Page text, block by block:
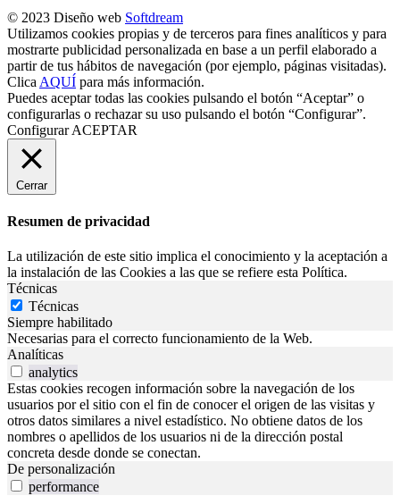
© 2023 Diseño web Softdream
Utilizamos cookies propias y de terceros para fines analíticos y para
mostrarte publicidad personalizada en base a un perfil elaborado a
partir de tus hábitos de navegación (por ejemplo, páginas visitadas).
Clica AQUÍ para más información.
Puedes aceptar todas las cookies pulsando el botón “Aceptar” o
configurarlas o rechazar su uso pulsando el botón “Configurar”.
Configurar ACEPTAR
Cerrar
Resumen de privacidad
La utilización de este sitio implica el conocimiento y la aceptación a
la instalación de las Cookies a las que se refiere esta Política.
Técnicas
Técnicas
Siempre habilitado
Necesarias para el correcto funcionamiento de la Web.
Analíticas
analytics
Estas cookies recogen información sobre la navegación de los
usuarios por el sitio con el fin de conocer el origen de las visitas y
otros datos similares a nivel estadístico. No obtiene datos de los
nombres o apellidos de los usuarios ni de la dirección postal
concreta desde donde se conectan.
De personalización
performance